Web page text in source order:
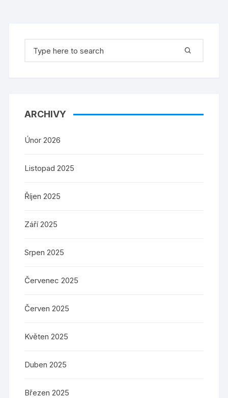
for:
ARCHIVY
Únor 2026
Listopad 2025
Říjen 2025
Září 2025
Srpen 2025
Červenec 2025
Červen 2025
Květen 2025
Duben 2025
Březen 2025